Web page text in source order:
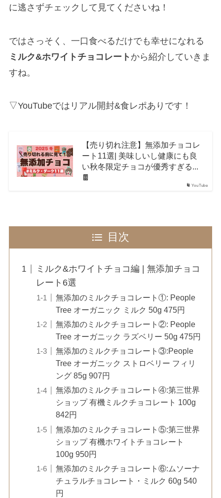
に逃さずチェックして見てくださいね！
ではさっそく、一口食べるだけでも幸せになれる
ミルク&ホワイトチョコレート から紹介していきま
すね。
▽YouTubeではリアル開封&食レポありです！
YouTube
【売り切れ注意】無添加チョコレ
ート11選| 美味しいし健康にも良
い秋冬限定チョコが優秀すぎる...
🍫
目次
ミルク&ホワイトチョコ編 | 無添加チョコ
レート6選
無添加のミルクチョコレート①: People
Tree オーガニック ミルク 50g 475円
無添加のミルクチョコレート②: People
Tree オーガニック ラズベリー 50g 475円
無添加のミルクチョコレート③:People
Tree オーガニック ストロベリー フィリ
ング 85g 907円
無添加のミルクチョコレート④:第三世界
ショップ 有機ミルクチョコレート 100g
842円
無添加のミルクチョコレート⑤:第三世界
ショップ 有機ホワイトチョコレート
100g 950円
無添加のミルクチョコレート⑥:ムソーナ
チュラルチョコレート・ミルク 60g 540
円